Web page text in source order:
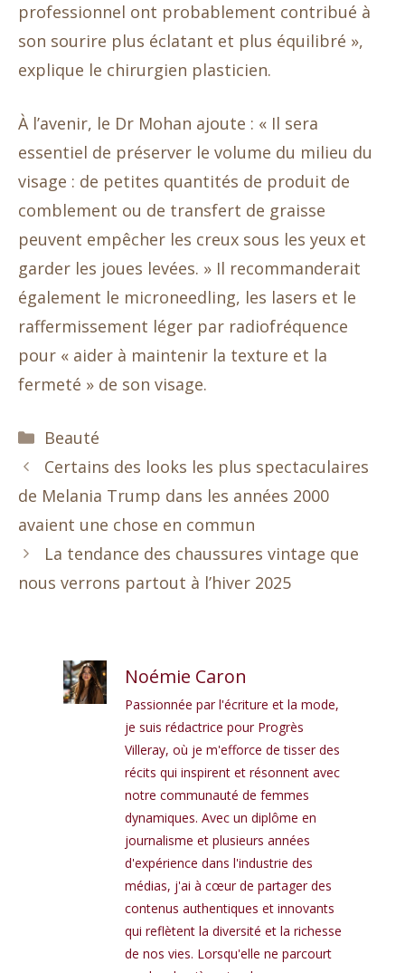
professionnel ont probablement contribué à
son sourire plus éclatant et plus équilibré »,
explique le chirurgien plasticien.
À l’avenir, le Dr Mohan ajoute : « Il sera
essentiel de préserver le volume du milieu du
visage : de petites quantités de produit de
comblement ou de transfert de graisse
peuvent empêcher les creux sous les yeux et
garder les joues levées. » Il recommanderait
également le microneedling, les lasers et le
raffermissement léger par radiofréquence
pour « aider à maintenir la texture et la
fermeté » de son visage.
Catégories
Beauté
Certains des looks les plus spectaculaires
de Melania Trump dans les années 2000
avaient une chose en commun
La tendance des chaussures vintage que
nous verrons partout à l’hiver 2025
Noémie Caron
Passionnée par l'écriture et la mode,
je suis rédactrice pour Progrès
Villeray, où je m'efforce de tisser des
récits qui inspirent et résonnent avec
notre communauté de femmes
dynamiques. Avec un diplôme en
journalisme et plusieurs années
d'expérience dans l'industrie des
médias, j'ai à cœur de partager des
contenus authentiques et innovants
qui reflètent la diversité et la richesse
de nos vies. Lorsqu'elle ne parcourt